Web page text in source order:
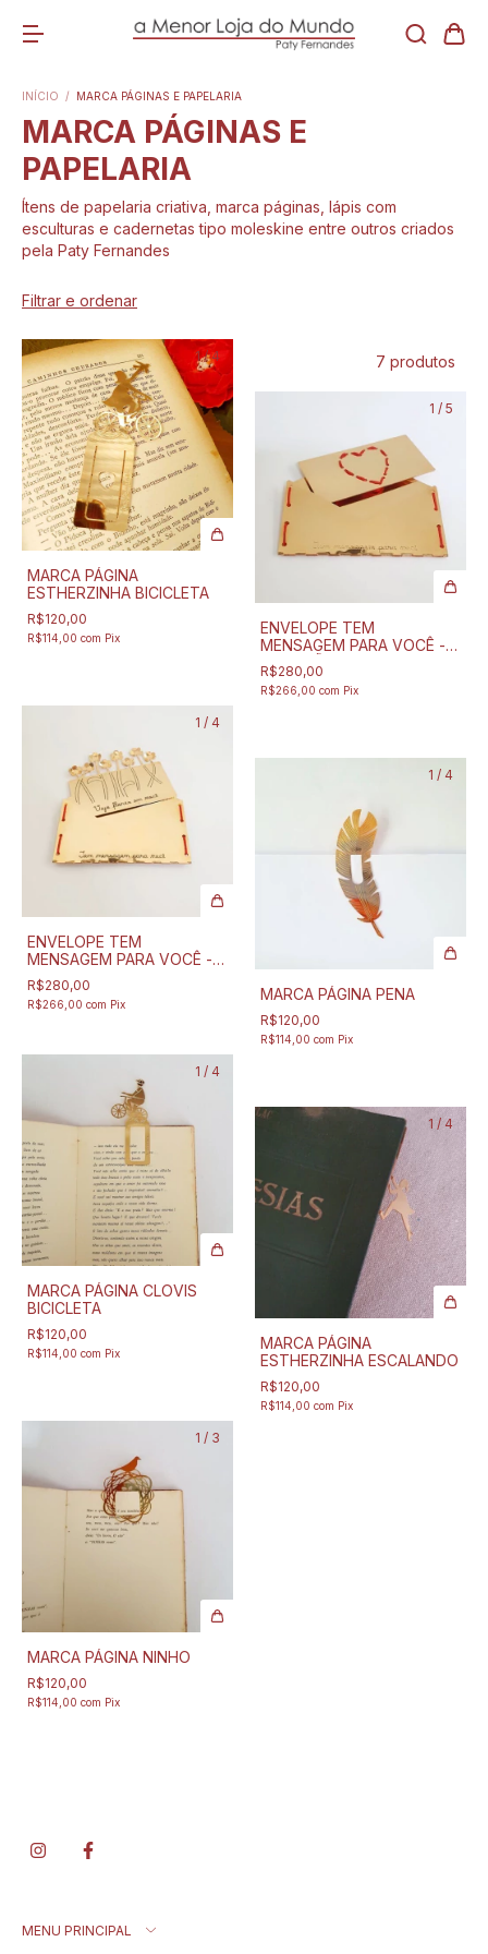
INÍCIO / MARCA PÁGINAS E PAPELARIA
MARCA PÁGINAS E
PAPELARIA
Ítens de papelaria criativa, marca páginas, lápis com
esculturas e cadernetas tipo moleskine entre outros criados
pela Paty Fernandes
Filtrar e ordenar
7 produtos
1/4
MARCA PÁGINA
ESTHERZINHA BICICLETA
R$120,00
R$114,00 com Pix
1 / 5
ENVELOPE TEM
MENSAGEM PARA VOCÊ -
CORAÇÃO
R$280,00
R$266,00 com Pix
1 / 4
ENVELOPE TEM
MENSAGEM PARA VOCÊ -
FLORES
R$280,00
R$266,00 com Pix
1 / 4
MARCA PÁGINA PENA
R$120,00
R$114,00 com Pix
1 / 4
MARCA PÁGINA CLOVIS
BICICLETA
R$120,00
R$114,00 com Pix
1 / 4
MARCA PÁGINA
ESTHERZINHA ESCALANDO
R$120,00
R$114,00 com Pix
1 / 3
MARCA PÁGINA NINHO
R$120,00
R$114,00 com Pix
MENU PRINCIPAL